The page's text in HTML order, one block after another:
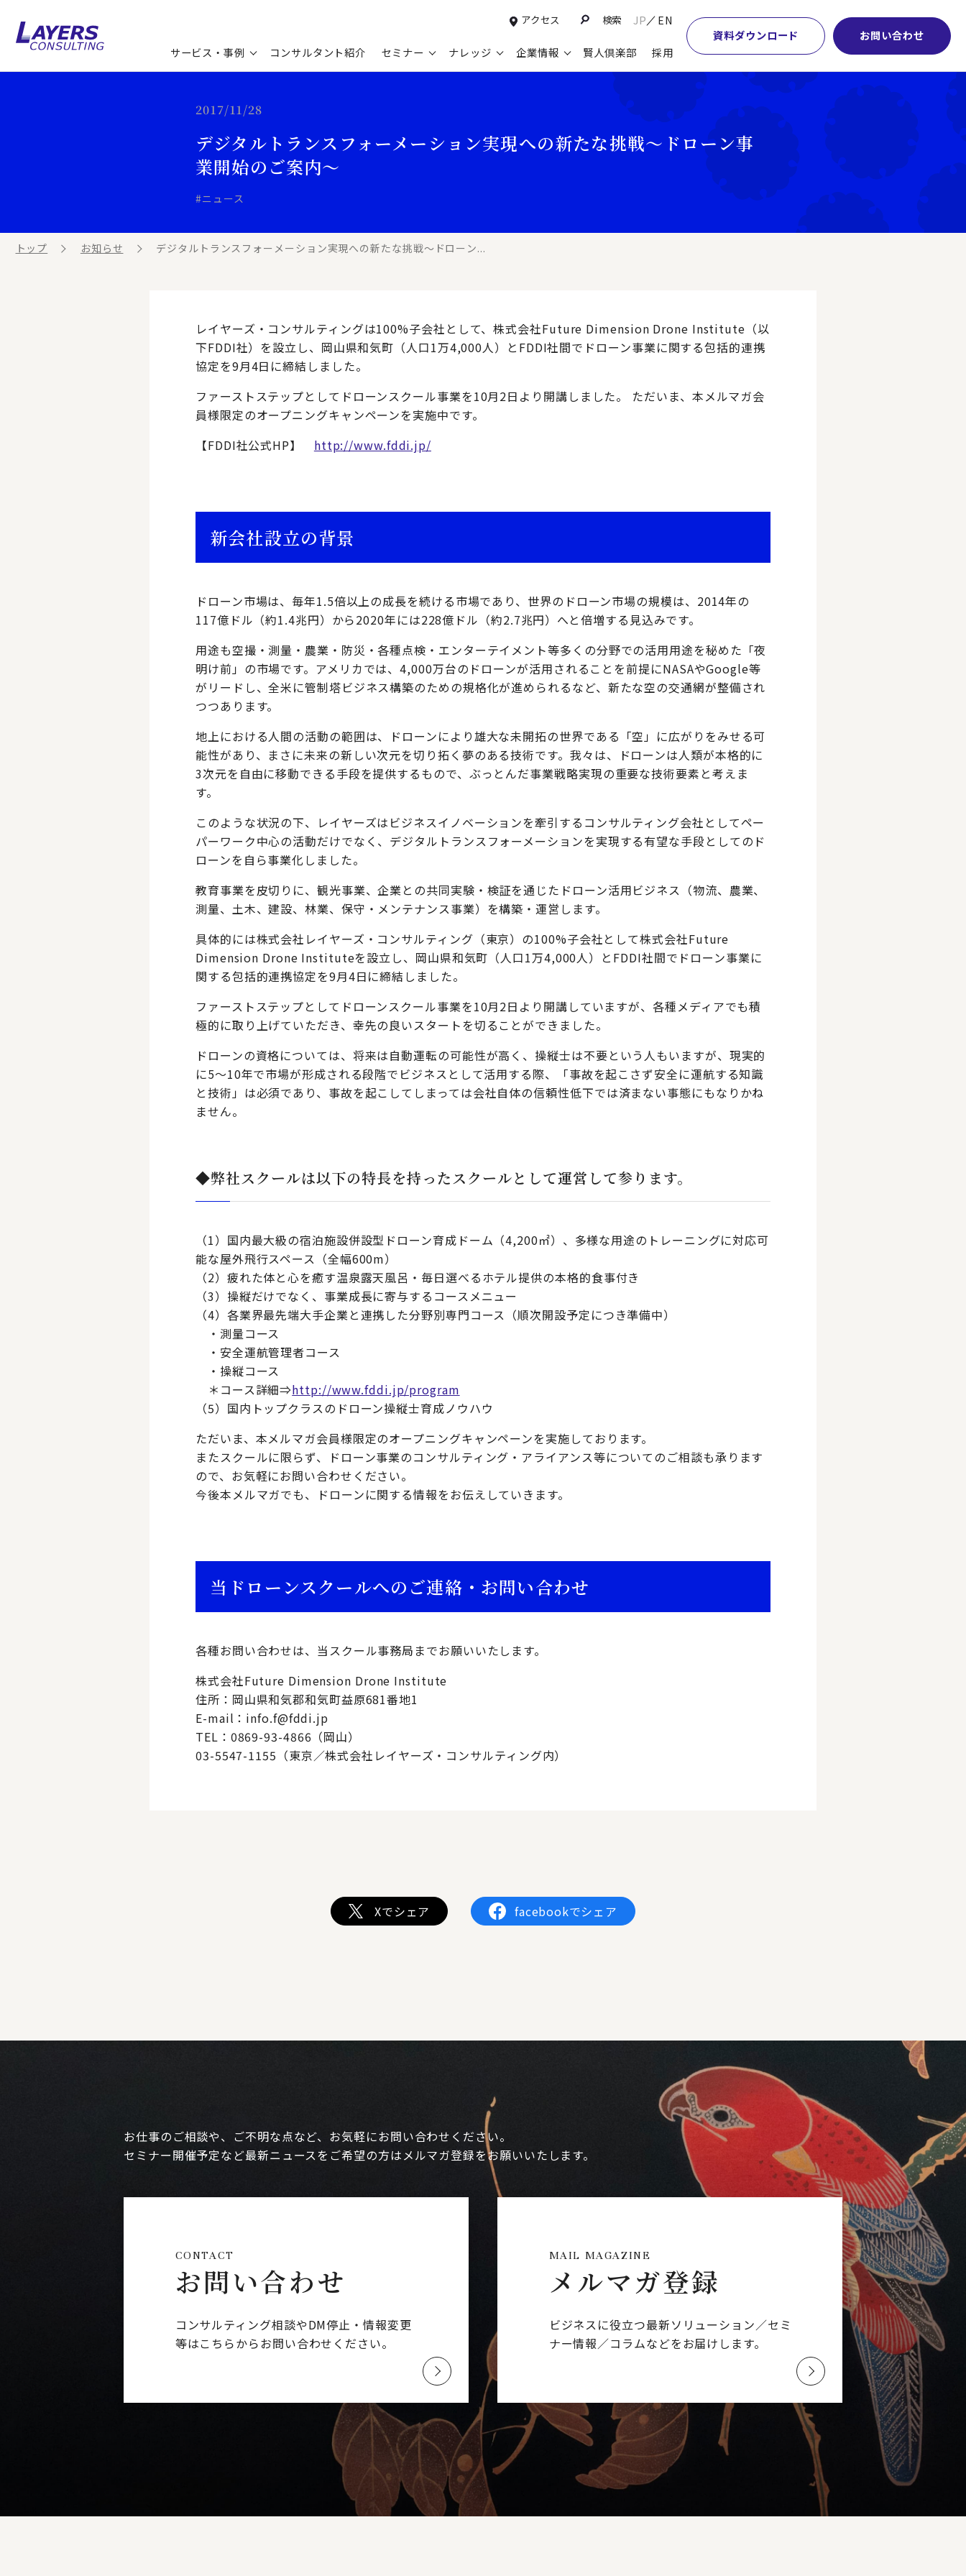
アクセス 検索 JP EN
サービス・事例 コンサルタント紹介 セミナー ナレッジ 企業情報 賢人倶楽部 採用
資料ダウンロード お問い合わせ
コンサルティングサービス
コンサルティング事例
お客様の声
M&A支援
本社・間接業務改革
サプライチェーンマネジメント
物流改革
ヒューマンリソースマネジメント
ビジネスプロセスアウトソーシング
AI・DX・ERP
セミナー情報
配信中のセミナーアーカイブ
最新ソリューション
ビジネス用語集
動画ライブラリ
経営企画・事業戦略
広報・CSR
営業・マーケティング
設計・開発・生産・調達
【特集】会計システム刷新
【特集】CFO革新
【特集】ポスト2027年の基幹システム
連載／寄稿／書籍
トップメッセージ
経営諮問委員紹介
学術顧問紹介
DE&I推進の取り組み
グループ会社
グローバルネットワーク
アクセス
メディア掲載
2017/11/28
デジタルトランスフォーメーション実現への新たな挑戦～ドローン事
業開始のご案内～
#ニュース
トップ お知らせ デジタルトランスフォーメーション実現への新たな挑戦～ドローン...
レイヤーズ・コンサルティングは100%子会社として、株式会社Future Dimension Drone Institute（以
下FDDI社）を設立し、岡山県和気町（人口1万4,000人）とFDDI社間でドローン事業に関する包括的連携
協定を9月4日に締結しました。
ファーストステップとしてドローンスクール事業を10月2日より開講しました。 ただいま、本メルマガ会
員様限定のオープニングキャンペーンを実施中です。
【FDDI社公式HP】 http://www.fddi.jp/
新会社設立の背景
ドローン市場は、毎年1.5倍以上の成長を続ける市場であり、世界のドローン市場の規模は、2014年の
117億ドル（約1.4兆円）から2020年には228億ドル（約2.7兆円）へと倍増する見込みです。
用途も空撮・測量・農業・防災・各種点検・エンターテイメント等多くの分野での活用用途を秘めた「夜
明け前」の市場です。アメリカでは、4,000万台のドローンが活用されることを前提にNASAやGoogle等
がリードし、全米に管制塔ビジネス構築のための規格化が進められるなど、新たな空の交通網が整備され
つつあります。
地上における人間の活動の範囲は、ドローンにより雄大な未開拓の世界である「空」に広がりをみせる可
能性があり、まさに未来の新しい次元を切り拓く夢のある技術です。我々は、ドローンは人類が本格的に
3次元を自由に移動できる手段を提供するもので、ぶっとんだ事業戦略実現の重要な技術要素と考えま
す。
このような状況の下、レイヤーズはビジネスイノベーションを牽引するコンサルティング会社としてペー
パーワーク中心の活動だけでなく、デジタルトランスフォーメーションを実現する有望な手段としてのド
ローンを自ら事業化しました。
教育事業を皮切りに、観光事業、企業との共同実験・検証を通じたドローン活用ビジネス（物流、農業、
測量、土木、建設、林業、保守・メンテナンス事業）を構築・運営します。
具体的には株式会社レイヤーズ・コンサルティング（東京）の100%子会社として株式会社Future
Dimension Drone Instituteを設立し、岡山県和気町（人口1万4,000人）とFDDI社間でドローン事業に
関する包括的連携協定を9月4日に締結しました。
ファーストステップとしてドローンスクール事業を10月2日より開講していますが、各種メディアでも積
極的に取り上げていただき、幸先の良いスタートを切ることができました。
ドローンの資格については、将来は自動運転の可能性が高く、操縦士は不要という人もいますが、現実的
に5～10年で市場が形成される段階でビジネスとして活用する際、「事故を起こさず安全に運航する知識
と技術」は必須であり、事故を起こしてしまっては会社自体の信頼性低下では済まない事態にもなりかね
ません。
◆弊社スクールは以下の特長を持ったスクールとして運営して参ります。
（1）国内最大級の宿泊施設併設型ドローン育成ドーム（4,200㎡）、多様な用途のトレーニングに対応可
能な屋外飛行スペース（全幅600m）
（2）疲れた体と心を癒す温泉露天風呂・毎日選べるホテル提供の本格的食事付き
（3）操縦だけでなく、事業成長に寄与するコースメニュー
（4）各業界最先端大手企業と連携した分野別専門コース（順次開設予定につき準備中）
・測量コース
・安全運航管理者コース
・操縦コース
＊コース詳細⇒http://www.fddi.jp/program
（5）国内トップクラスのドローン操縦士育成ノウハウ
ただいま、本メルマガ会員様限定のオープニングキャンペーンを実施しております。
またスクールに限らず、ドローン事業のコンサルティング・アライアンス等についてのご相談も承ります
ので、お気軽にお問い合わせください。
今後本メルマガでも、ドローンに関する情報をお伝えしていきます。
当ドローンスクールへのご連絡・お問い合わせ
各種お問い合わせは、当スクール事務局までお願いいたします。
株式会社Future Dimension Drone Institute
住所：岡山県和気郡和気町益原681番地1
E-mail：info.f@fddi.jp
TEL：0869-93-4866（岡山）
03-5547-1155（東京／株式会社レイヤーズ・コンサルティング内）
Xでシェア facebookでシェア
お仕事のご相談や、ご不明な点など、お気軽にお問い合わせください。
セミナー開催予定など最新ニュースをご希望の方はメルマガ登録をお願いいたします。
CONTACT
お問い合わせ
コンサルティング相談やDM停止・情報変更
等はこちらからお問い合わせください。
MAIL MAGAZINE
メルマガ登録
ビジネスに役立つ最新ソリューション／セミ
ナー情報／コラムなどをお届けします。